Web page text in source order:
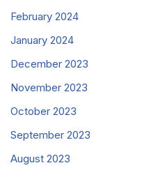
February 2024
January 2024
December 2023
November 2023
October 2023
September 2023
August 2023